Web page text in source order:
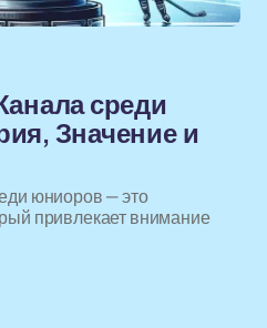
среди
Значение и
юниоров — это
привлекает внимание